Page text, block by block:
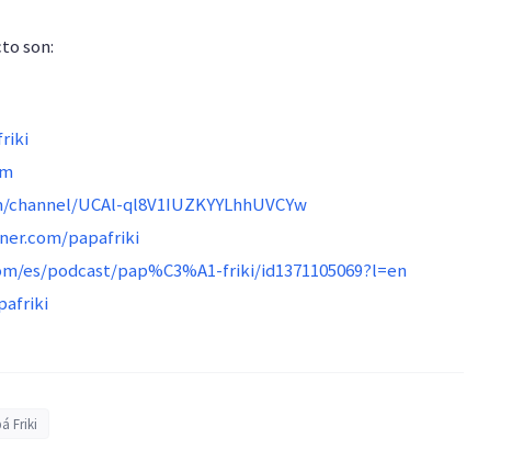
son:
UCAl-ql8V1IUZKYYLhhUVCYw
papafriki
es/podcast/pap%C3%A1-friki/id1371105069?l=en
Friki